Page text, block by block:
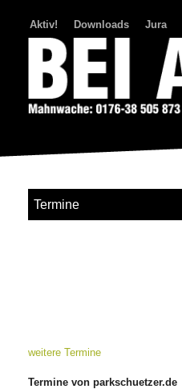
Aktiv! Downloads Jura
Termine
weitere Termine
Termine von parkschuetzer.de